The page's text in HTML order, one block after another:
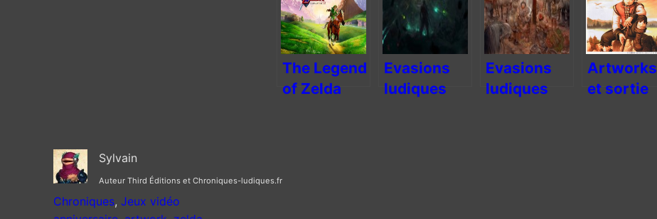
The Legend
of Zelda
Evasions
ludiques
Evasions
ludiques
Artworks
et sortie
Sylvain
Auteur Third Éditions et Chroniques-ludiques.fr
Chroniques, Jeux vidéo